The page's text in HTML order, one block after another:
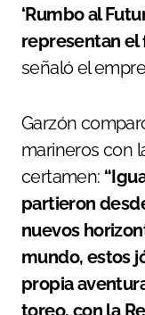
‘Rumbo al
representan el
señaló el
Garzón
marineros con
certamen:
partieron
nuevos
mundo, estos
propia